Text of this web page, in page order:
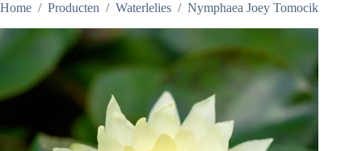
Home / Producten / Waterlelies / Nymphaea Joey Tomocik